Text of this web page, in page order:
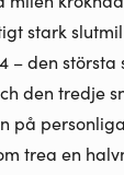
stark
– den
den tredje
på
trea en